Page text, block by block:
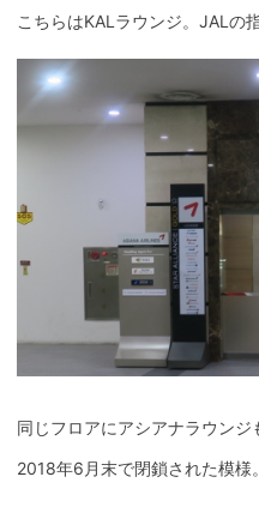
こちらはKALラウンジ。JALの
同じフロアにアシアナラウン
2018年6月末で閉鎖された模様。